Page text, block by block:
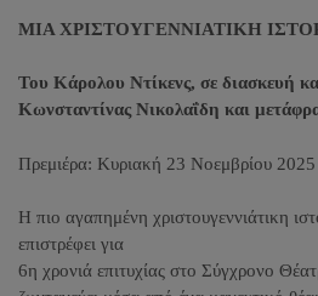
ΜΙΑ ΧΡΙΣΤΟΥΓΕΝΝΙΑΤΙΚΗ
Του Κάρολου Ντίκενς, σε διασκευή
Κωνσταντίνας Νικολαΐδη και
Πρεμιέρα: Κυριακή 23 Νοεμβρίου 2025
Η πιο αγαπημένη χριστουγεννιάτικη
επιστρέφει για
6η χρονιά επιτυχίας στο Σύγχρονο